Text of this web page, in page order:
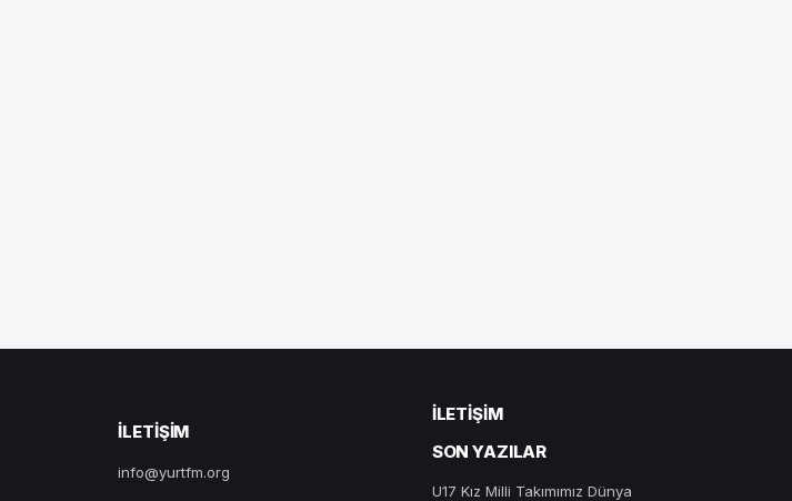
ILETIŞIM
info@yurtfm.org
İLETIŞIM
SON YAZILAR
U17 Kız Milli Takımımız Dünya